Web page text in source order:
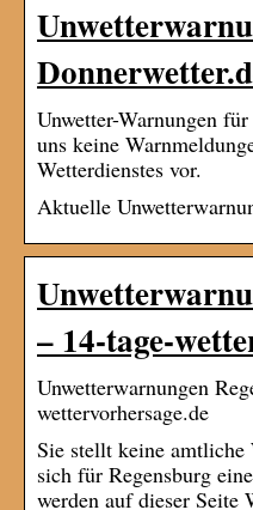
Unwetter-Warnungen
uns keine
Wetterdienstes vor.
Aktuelle
– 14-tage-
Unwetterwarnungen
wettervorhersage.de
Sie stellt keine
sich für Regensburg
werden auf dieser